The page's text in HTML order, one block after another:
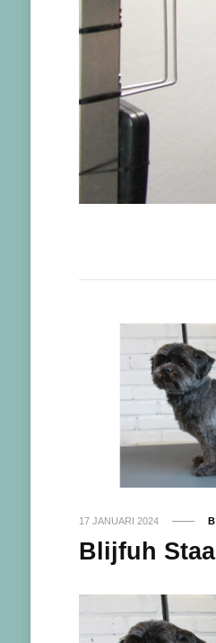
17 JANUARI 2024
Blijfuh